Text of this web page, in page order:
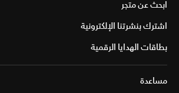
ابحث عن متجر
اشترك بنشرتنا الإلكترونية
بطاقات الهدايا الرقمية
مساعدة